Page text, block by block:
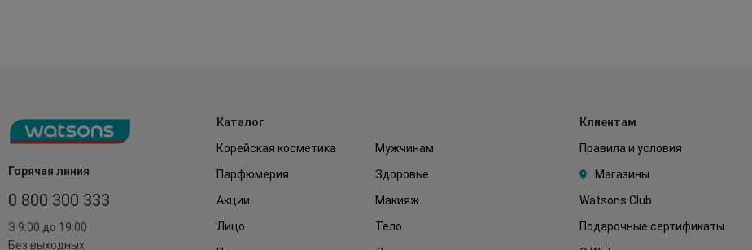
Горячая линия
0 800 300 333
З 9:00 до 19:00
Без выходных
Каталог
Корейская косметика
Мужчинам
Парфюмерия
Здоровье
Акции
Макияж
Лицо
Тело
Клиентам
Правила и условия
Магазины
Watsons Club
Подарочные сертификаты